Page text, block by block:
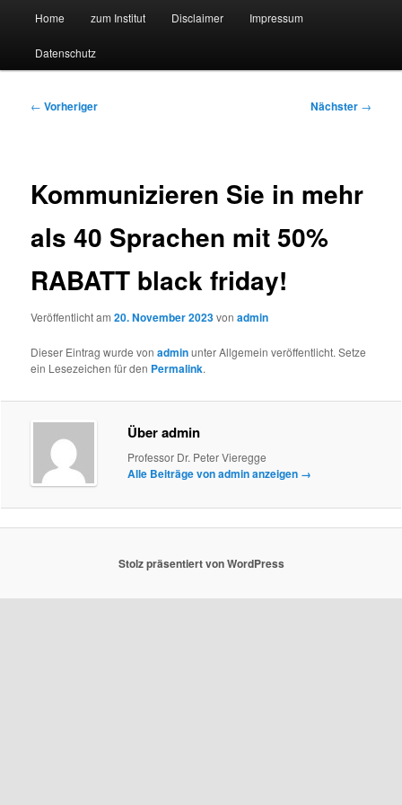
Suchmaschine Forschung und
Technologie
Zum
primären
Zum
sekundären
Home zum Institut Disclaimer Impressum
Datenschutz
Beitragsnavigation
← Vorheriger Nächster →
Kommunizieren Sie in mehr
als 40 Sprachen mit 50%
RABATT black friday!
Veröffentlicht am20. November 2023vonadmin
Dieser Eintrag wurde vonadminunter Allgemein veröffentlicht. Setze
ein Lesezeichen für den Permalink.
Über admin
Professor Dr. Peter Vieregge
Alle Beiträge von admin anzeigen →
Stolz präsentiert von WordPress